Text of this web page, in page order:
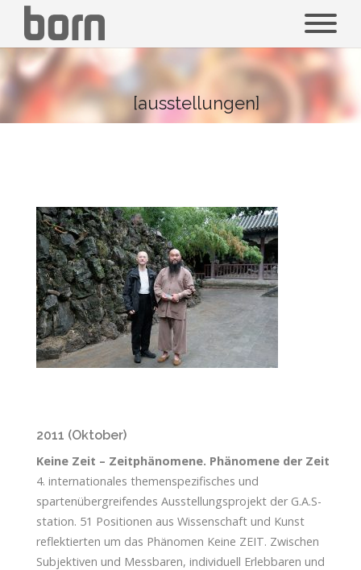
[ausstellungen]
2011 (Oktober)
Keine Zeit – Zeitphänomene. Phänomene der Zeit
4. internationales themenspezifisches und
spartenübergreifendes Ausstellungsprojekt der G.A.S-
station. 51 Positionen aus Wissenschaft und Kunst
reflektierten um das Phänomen Keine ZEIT. Zwischen
Subjektiven und Messbaren, individuell Erlebbaren und